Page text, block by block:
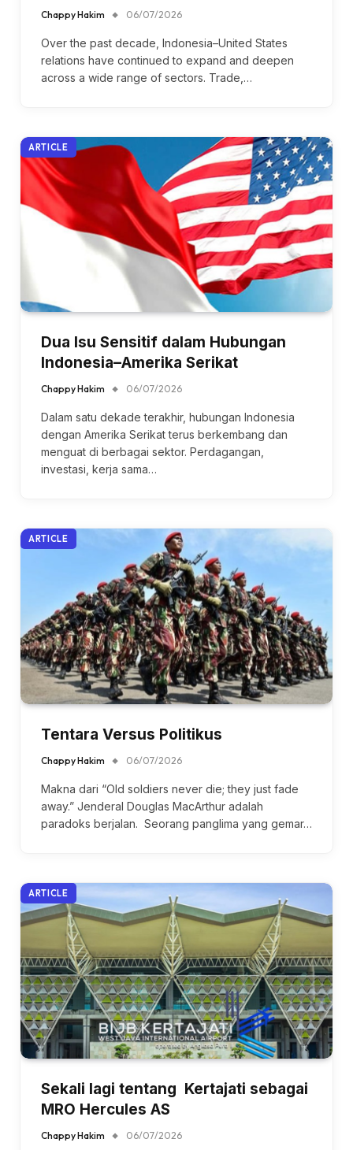
Chappy Hakim 06/07/2026
Over the past decade, Indonesia–United States
relations have continued to expand and deepen
across a wide range of sectors. Trade,…
ARTICLE
Dua Isu Sensitif dalam Hubungan
Indonesia–Amerika Serikat
Chappy Hakim 06/07/2026
Dalam satu dekade terakhir, hubungan Indonesia
dengan Amerika Serikat terus berkembang dan
menguat di berbagai sektor. Perdagangan,
investasi, kerja sama…
ARTICLE
Tentara Versus Politikus
Chappy Hakim 06/07/2026
Makna dari “Old soldiers never die; they just fade
away.” Jenderal Douglas MacArthur adalah
paradoks berjalan. Seorang panglima yang gemar…
ARTICLE
Sekali lagi tentang Kertajati sebagai
MRO Hercules AS
Chappy Hakim 06/07/2026